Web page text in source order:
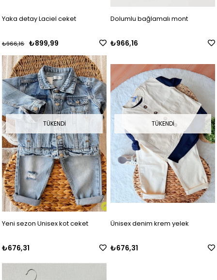
Yaka detay Laciel ceket
₺899,99
₺966,16
Dolumlu bağlamalı mont
₺966,16
TÜKENDI
Yeni sezon Unisex kot ceket
₺676,31
TÜKENDI
Ünisex denim krem yelek
₺676,31